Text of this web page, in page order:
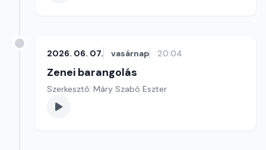
2026. 06. 07. vasárnap 20:04
Zenei barangolás
Szerkesztő: Máry Szabó Eszter